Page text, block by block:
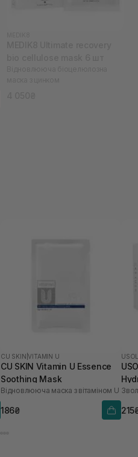
CU SKIN |VITAMIN U
CU SKIN Vitamin U Essence
Soothing Mask
Відновлююча маска з вітаміном U
186₴
шт